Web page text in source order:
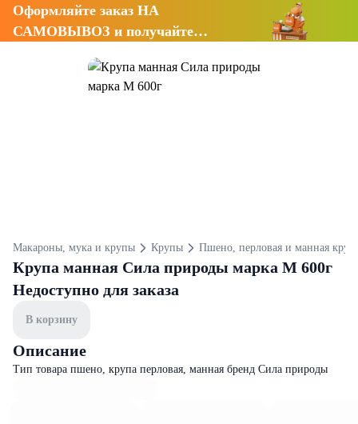
Оформляйте заказ НА
САМОВЫВОЗ и получайте
Макароны, мука и крупы Крупы Пшено, перловая и манная
Крупа манная Сила природы марка М 600г
Недоступно для заказа
В корзину
Описание
Тип товара пшено, крупа перловая, манная бренд Сила природы